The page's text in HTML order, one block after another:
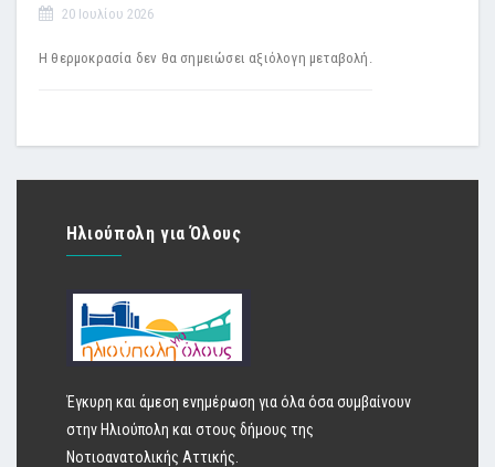
20 Ιουλίου 2026
Η θερμοκρασία δεν θα σημειώσει αξιόλογη μεταβολή.
Ηλιούπολη για Όλους
Έγκυρη και άμεση ενημέρωση για όλα όσα συμβαίνουν
στην Ηλιούπολη και στους δήμους της
Νοτιοανατολικής Αττικής.